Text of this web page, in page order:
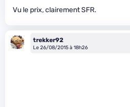
Vu le prix, clairement SFR.
trekker92
Le 26/08/2015 à 18h26